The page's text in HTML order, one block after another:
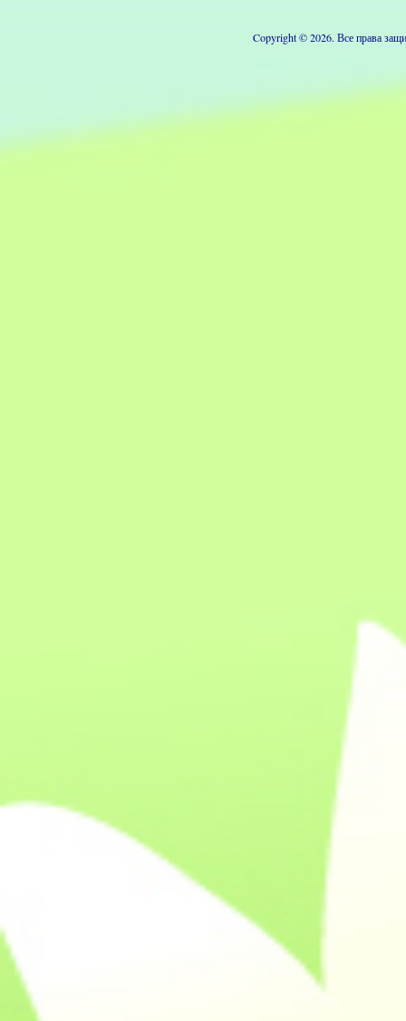
Copyright © 2026. Все права